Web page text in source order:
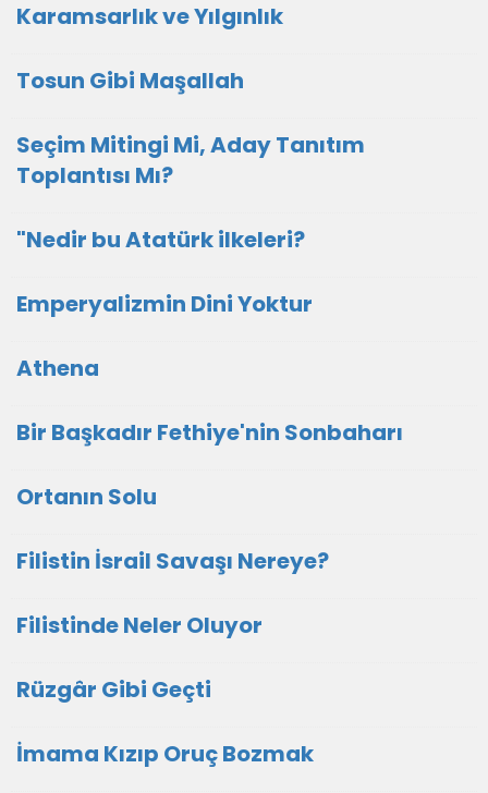
Karamsarlık ve Yılgınlık
Tosun Gibi Maşallah
Seçim Mitingi Mi, Aday Tanıtım
Toplantısı Mı?
"Nedir bu Atatürk ilkeleri?
Emperyalizmin Dini Yoktur
Athena
Bir Başkadır Fethiye'nin Sonbaharı
Ortanın Solu
Filistin İsrail Savaşı Nereye?
Filistinde Neler Oluyor
Rüzgâr Gibi Geçti
İmama Kızıp Oruç Bozmak